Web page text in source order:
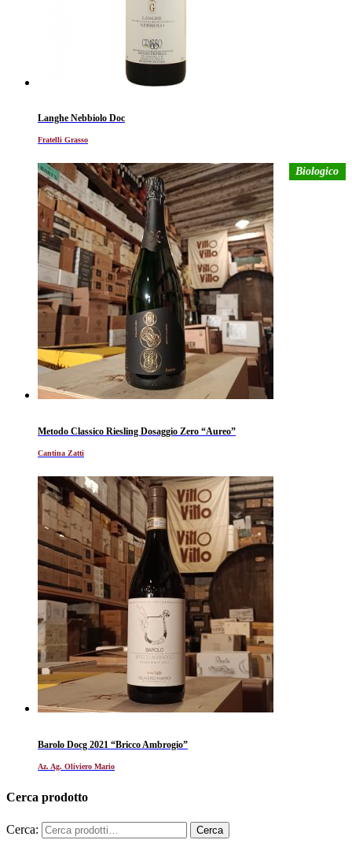
Langhe Nebbiolo Doc
Fratelli Grasso
Biologico
Metodo Classico Riesling Dosaggio Zero “Aureo”
Cantina Zatti
Barolo Docg 2021 “Bricco Ambrogio”
Az. Ag. Oliviero Mario
Cerca prodotto
Cerca: